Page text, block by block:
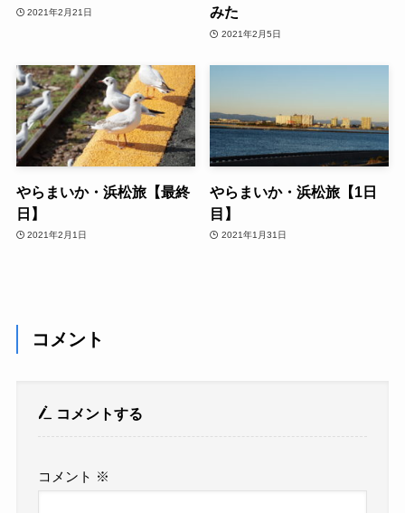
2021年2月21日
みた
2021年2月5日
やらまいか・浜松旅【最終
日】
2021年2月1日
やらまいか・浜松旅【1日
目】
2021年1月31日
コメント
コメントする
コメント ※